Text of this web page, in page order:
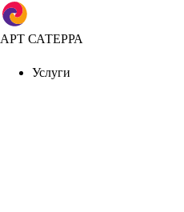
АРТ САТЕРРА
Услуги